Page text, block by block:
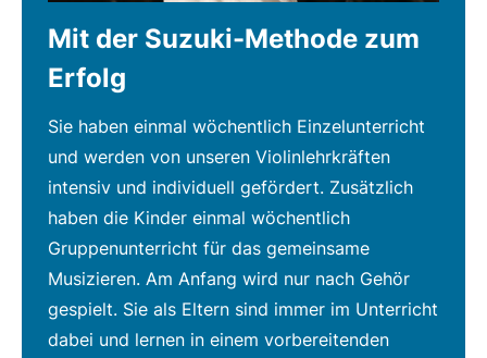
Mit der Suzuki-Methode zum
Erfolg
Sie haben einmal wöchentlich Einzelunterricht
und werden von unseren Violinlehrkräften
intensiv und individuell gefördert. Zusätzlich
haben die Kinder einmal wöchentlich
Gruppenunterricht für das gemeinsame
Musizieren. Am Anfang wird nur nach Gehör
gespielt. Sie als Eltern sind immer im Unterricht
dabei und lernen in einem vorbereitenden